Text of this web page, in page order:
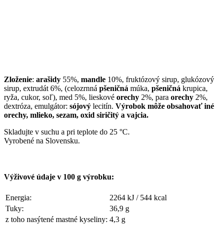
Zloženie: arašidy 55%, mandle 10%, fruktózový sirup, glukózový
sirup, extrudát 6%, (celozrnná pšeničná múka, pšeničná krupica,
ryža, cukor, soľ), med 5%, lieskové orechy 2%, para orechy 2%,
dextróza, emulgátor: sójový lecitín. Výrobok môže obsahovať iné
orechy, mlieko, sezam, oxid siričitý a vajcia.
Skladujte v suchu a pri teplote do 25 °C.
Vyrobené na Slovensku.
Výživové údaje v 100 g výrobku:
Energia:
2264 kJ / 544 kcal
Tuky:
36,9 g
z toho nasýtené mastné kyseliny: 4,3 g